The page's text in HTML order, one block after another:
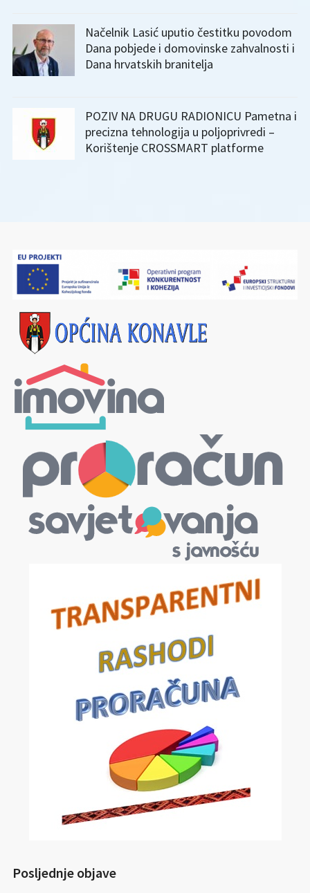
Načelnik Lasić uputio čestitku povodom
Dana pobjede i domovinske zahvalnosti i
Dana hrvatskih branitelja
POZIV NA DRUGU RADIONICU Pametna i
precizna tehnologija u poljoprivredi –
Korištenje CROSSMART platforme
Posljednje objave